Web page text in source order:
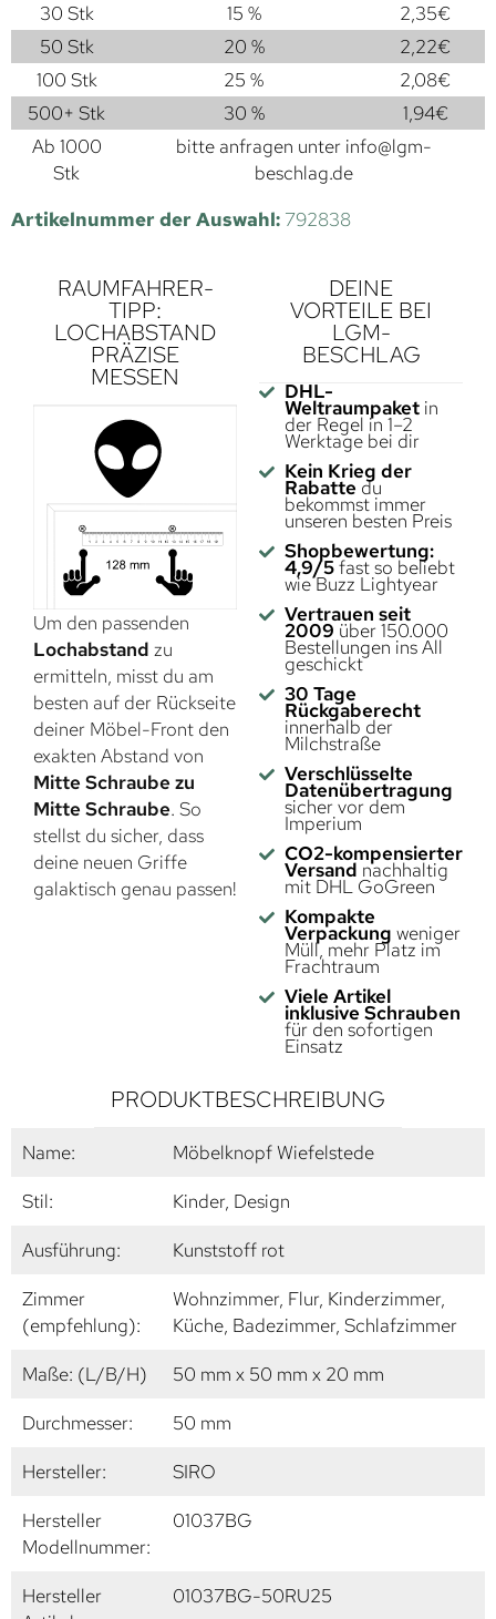
30 Stk
15 % 2,35€
50 Stk
20 % 2,22€
100 Stk
25 % 2,08€
500+ Stk
30 % 1,94€
Ab 1000
Stk
bitte anfragen unter info@lgm-
beschlag.de
Artikelnummer der Auswahl: 792838
RAUMFAHRER-
TIPP:
LOCHABSTAND
PRÄZISE
MESSEN
Um den passenden
Lochabstand zu
ermitteln, misst du am
besten auf der Rückseite
deiner Möbel-Front den
exakten Abstand von
Mitte Schraube zu
Mitte Schraube. So
stellst du sicher, dass
deine neuen Griffe
galaktisch genau passen!
DEINE
VORTEILE BEI
LGM-
BESCHLAG
DHL-
Weltraumpaketin
der Regel in 1–2
Werktage bei dir
Kein Krieg der
Rabatte du
bekommst immer
unseren besten Preis
Shopbewertung:
4,9/5fast so beliebt
wie Buzz Lightyear
Vertrauen seit
2009 über 150.000
Bestellungen ins All
geschickt
30 Tage
Rückgaberecht
innerhalb der
Milchstraße
Verschlüsselte
Datenübertragung
sicher vor dem
Imperium
CO2-kompensierter
Versand nachhaltig
mit DHL GoGreen
Kompakte
Verpackung weniger
Müll, mehr Platz im
Frachtraum
Viele Artikel
inklusive Schrauben
für den sofortigen
Einsatz
PRODUKTBESCHREIBUNG
Name:
Möbelknopf Wiefelstede
Stil:
Kinder, Design
Ausführung:
Kunststoff rot
Zimmer
(empfehlung):
Wohnzimmer, Flur, Kinderzimmer,
Küche, Badezimmer, Schlafzimmer
Maße: (L/B/H)
50 mm x 50 mm x 20 mm
Durchmesser:
50 mm
Hersteller:
SIRO
Hersteller
Modellnummer:
01037BG
Hersteller
01037BG-50RU25